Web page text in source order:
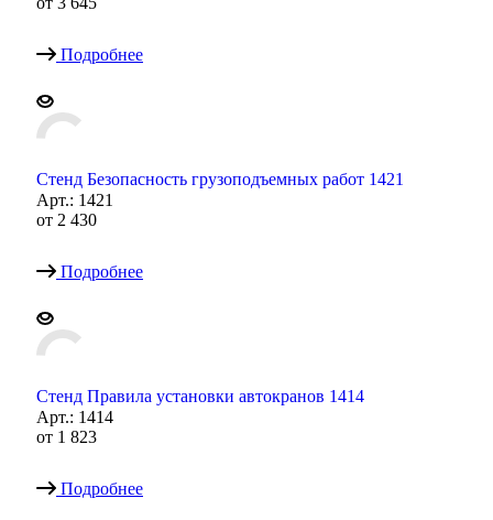
Подробнее
Стенд Безопасность грузоподъемных работ 1421
Арт.: 1421
от 2 430
Подробнее
Стенд Правила установки автокранов 1414
Арт.: 1414
от 1 823
Подробнее